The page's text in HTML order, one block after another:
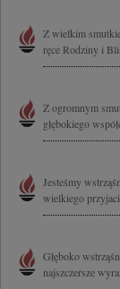
Z wielkim
ręce Rodziny i
Z ogromnym
głębokiego
Jesteśmy
wielkiego
Głęboko
najszczersze